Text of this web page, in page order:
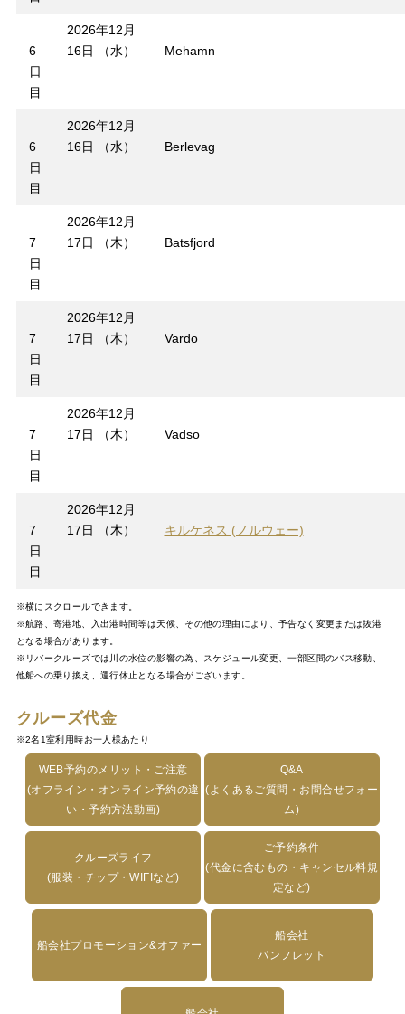
6
日
目
2026年12月
16日 （水）
Mehamn
6
日
目
2026年12月
16日 （水）
Berlevag
7
日
目
2026年12月
17日 （木）
Batsfjord
7
日
目
2026年12月
17日 （木）
Vardo
7
日
目
2026年12月
17日 （木）
Vadso
7
日
目
2026年12月
17日 （木）
キルケネス (ノルウェー)
※横にスクロールできます。
※航路、寄港地、入出港時間等は天候、その他の理由により、予告なく変更または抜港
となる場合があります。
※リバークルーズでは川の水位の影響の為、スケジュール変更、一部区間のバス移動、
他船への乗り換え、運行休止となる場合がございます。
クルーズ代金
※2名1室利用時お一人様あたり
WEB予約のメリット・ご注意
(オフライン・オンライン予約の違
い・予約方法動画)
Q&A
(よくあるご質問・お問合せフォー
ム)
クルーズライフ
(服装・チップ・WIFIなど)
ご予約条件
(代金に含むもの・キャンセル料規
定など)
船会社プロモーション&オファー
船会社
パンフレット